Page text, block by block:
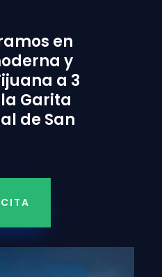
en
y
a 3
Garita
de San